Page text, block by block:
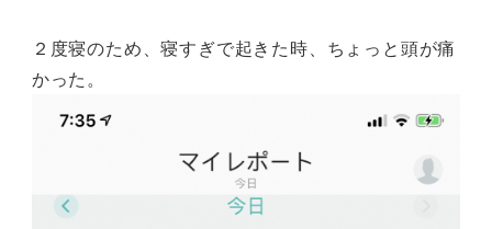
２度寝のため、寝すぎで起きた時、ちょっと頭が痛
かった。